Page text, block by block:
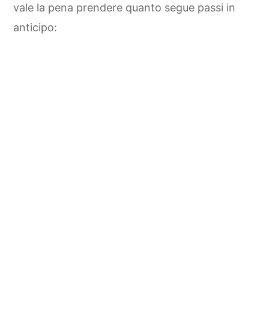
vale la pena prendere quanto segue passi in
anticipo: